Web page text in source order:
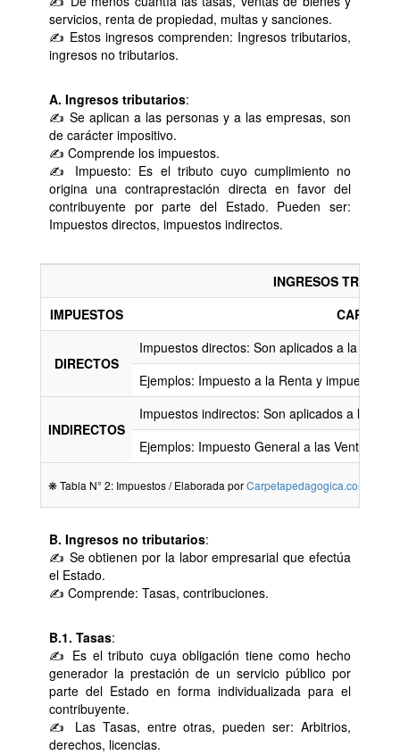
servicios, renta de propiedad, multas y sanciones.
✍ Estos ingresos comprenden: Ingresos tributarios,
ingresos no tributarios.
A. Ingresos tributarios:
✍ Se aplican a las personas y a las empresas, son
de carácter impositivo.
✍ Comprende los impuestos.
✍ Impuesto: Es el tributo cuyo cumplimiento no
origina una contraprestación directa en favor del
contribuyente por parte del Estado. Pueden ser:
Impuestos directos, impuestos indirectos.
INGRESOS
IMPUESTOS
DIRECTOS
Impuestos directos: Son aplicados a la
Ejemplos: Impuesto a la Renta y impuesto al
INDIRECTOS
Impuestos indirectos: Son aplicados a la
Ejemplos: Impuesto General a las Ventas
❋ Tabla N° 2: Impuestos / Elaborada porCarpetapedagogica.com
B. Ingresos no tributarios:
✍ Se obtienen por la labor empresarial que efectúa
el Estado.
✍ Comprende: Tasas, contribuciones.
B.1. Tasas:
✍ Es el tributo cuya obligación tiene como hecho
generador la prestación de un servicio público por
parte del Estado en forma individualizada para el
contribuyente.
✍ Las Tasas, entre otras, pueden ser: Arbitrios,
derechos, licencias.